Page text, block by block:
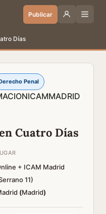
Publicar
Días
Penal
ICAMMADRID
Cuatro Días
+ ICAM Madrid
11)
(Madrid)